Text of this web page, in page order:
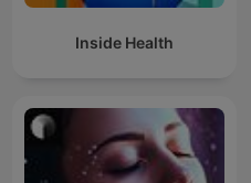
Inside Health